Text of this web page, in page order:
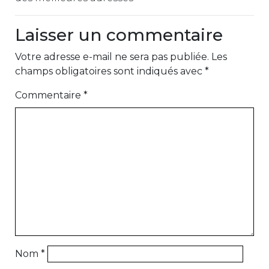
Laisser un commentaire
Votre adresse e-mail ne sera pas publiée. Les
champs obligatoires sont indiqués avec *
Commentaire *
Nom *